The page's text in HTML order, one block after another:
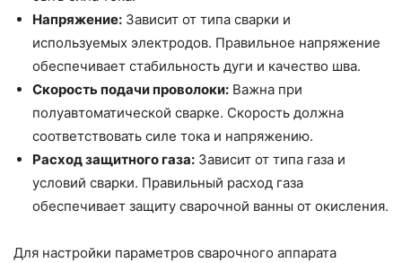
Напряжение: Зависит от типа сварки и
используемых электродов. Правильное напряжение
обеспечивает стабильность дуги и качество шва.
Скорость подачи проволоки: Важна при
полуавтоматической сварке. Скорость должна
соответствовать силе тока и напряжению.
Расход защитного газа: Зависит от типа газа и
условий сварки. Правильный расход газа
обеспечивает защиту сварочной ванны от окисления.
Для настройки параметров сварочного аппарата